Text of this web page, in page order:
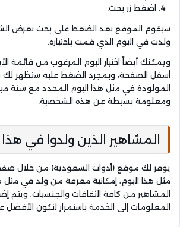
اضغط زر بحث.
سيقوم الموقع بعد الضغط على بحث بعرض
ولدت في اليوم الذي قمت باختياره.
ويمكنك أيضاً اختيار اليوم المرغوب من قائمة
أسفل الصفحة، وبمجرد الضغط عليه ستظهر لك
المولودة في مثل هذا اليوم المحدد مع سنة
ومعلومة بسيطة عن هذه الشخصية.
المشاهير الذين ولدوا في هذا
يوفر لك موقع (أدوات السعودية) من خلال
مثل هذا اليوم، إمكانية معرفة من ولد في مثل
المشاهير من كافة الثقافات والجنسيات، ويتم
المعلومات إلى الخدمة باستمرار لتكون الأفضل